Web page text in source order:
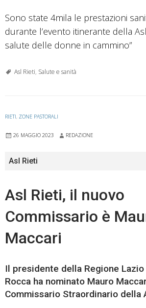
Sono state 4mila le prestazioni
durante l’evento itinerante della Asl
salute delle donne in cammino”
Asl Rieti, Salute e sanità
RIETI, ZONE PASTORALI
26 MAGGIO 2023 REDAZIONE
Asl Rieti
Asl Rieti, il nuovo
Commissario è
Maccari
Il presidente della Regione
Rocca ha nominato Mauro
Commissario Straordinario della